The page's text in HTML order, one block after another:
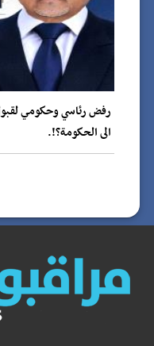
رفض رئاسي وحكومي
الى الحكومة؟!.